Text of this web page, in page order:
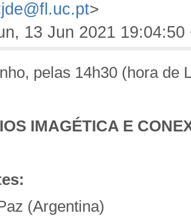
jde@fl.uc.pt>
13 Jun 2021 19:04:50
pelas 14h30 (hora de
IMAGÉTICA E
(Argentina)